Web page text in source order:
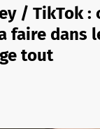
/ TikTok :
faire dans
tout